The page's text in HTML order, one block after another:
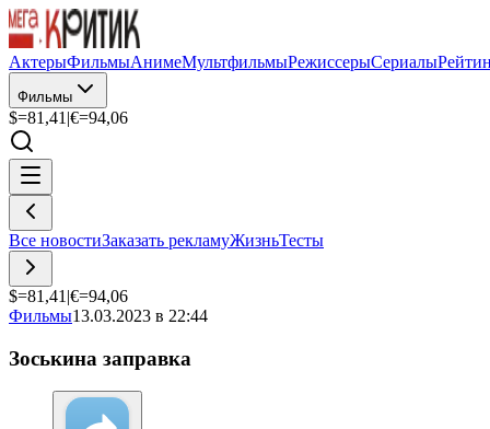
АктерыФильмыАнимеМультфильмыРежиссерыСериалы
Фильмы
$=81,41 |€=94,06
Все новостиЗаказать рекламуЖизньТесты
$=81,41 |€=94,06
Фильмы13.03.2023 в 22:44
Зоськина заправка